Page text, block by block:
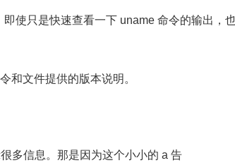
使只是快速查看一下 uname 命令的输出，
和文件提供的版本说明。
多信息。那是因为这个小小的 a 告